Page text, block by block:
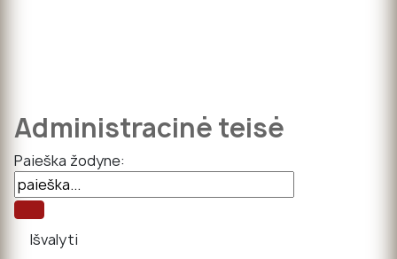
Administracinė teisė
Paieška žodyne: